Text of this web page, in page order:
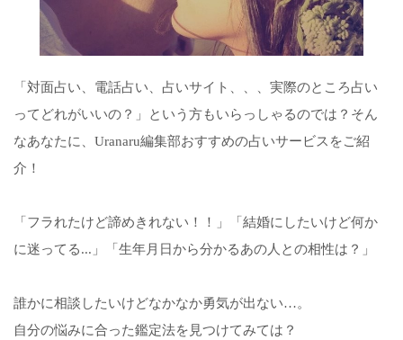
「対面占い、電話占い、占いサイト、、、実際のところ占い
ってどれがいいの？」という方もいらっしゃるのでは？そん
なあなたに、Uranaru編集部おすすめの占いサービスをご紹
介！
「フラれたけど諦めきれない！！」「結婚にしたいけど何か
に迷ってる...」「生年月日から分かるあの人との相性は？」
誰かに相談したいけどなかなか勇気が出ない…。
自分の悩みに合った鑑定法を見つけてみては？